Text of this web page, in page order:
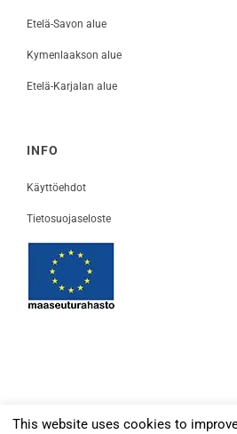
Etelä-Savon alue
Kymenlaakson alue
Etelä-Karjalan alue
INFO
Käyttöehdot
Tietosuojaseloste
This website uses cookies to